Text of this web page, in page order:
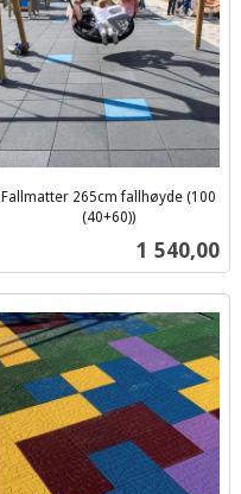
Fallmatter 265cm fallhøyde (100
(40+60))
Pris
1 540,00